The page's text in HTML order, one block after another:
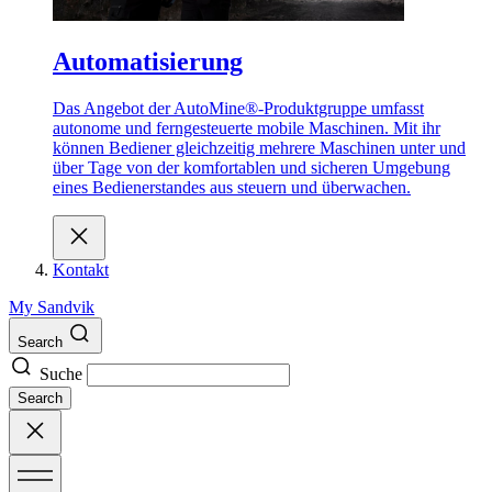
Automatisierung
Das Angebot der AutoMine®-Produktgruppe umfasst
autonome und ferngesteuerte mobile Maschinen. Mit ihr
können Bediener gleichzeitig mehrere Maschinen unter und
über Tage von der komfortablen und sicheren Umgebung
eines Bedienerstandes aus steuern und überwachen.
Kontakt
My Sandvik
Search
Suche
Search